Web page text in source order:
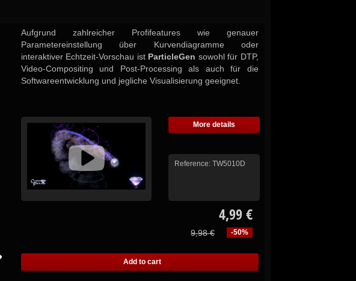
Aufgrund zahlreicher Profifeatures wie genauer
Parametereinstellung über Kurvendiagramme oder
interaktiver Echtzeit-Vorschau ist ParticleGen sowohl für DTP,
Video-Compositing und Post-Processing als auch für die
Softwareentwicklung und jegliche Visualisierung geeignet.
More details
Reference: TW5010D
4,99 €
-50%
9,98 €